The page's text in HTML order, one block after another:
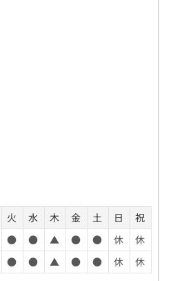
火 水 木 金 土 日
祝
● ● ▲ ● ● 休
休
● ● ▲ ● ● 休
休